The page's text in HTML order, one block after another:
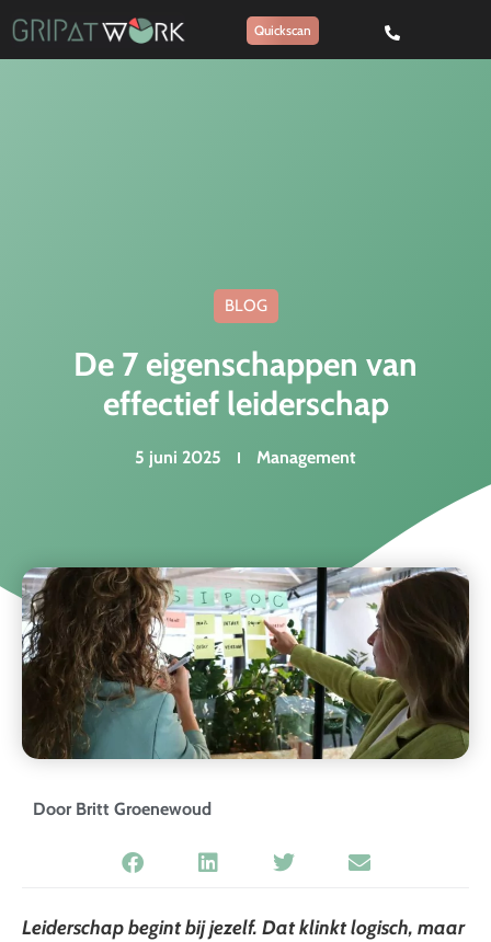
Quickscan
BLOG
De 7 eigenschappen van
effectief leiderschap
5 juni 2025 Management
Door Britt Groenewoud
Leiderschap begint bij jezelf. Dat klinkt logisch, maar